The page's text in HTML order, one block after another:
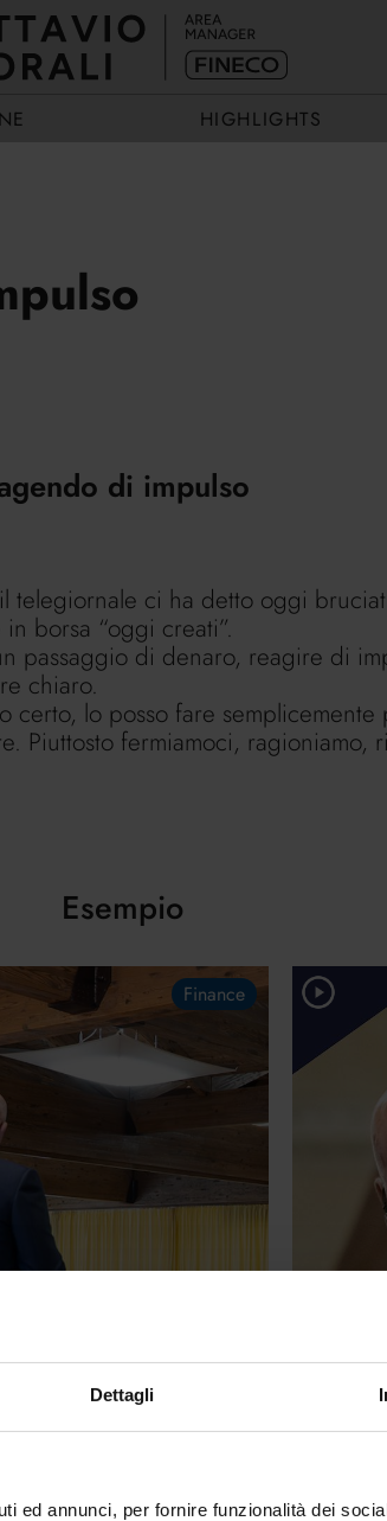
Dettagli
ed annunci, per fornire funzionalità dei
HIGHLIGHTS
di impulso
telegiornale ci ha detto oggi
borsa “oggi creati”.
passaggio di denaro, reagire di
chiaro.
lo posso fare
fermiamoci, ragioniamo,
Esempio
Finance